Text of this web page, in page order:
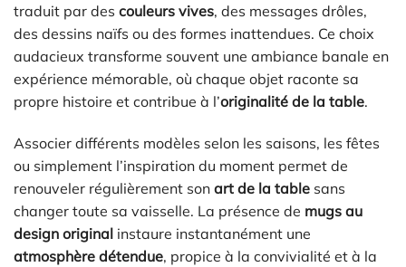
traduit par des couleurs vives, des messages drôles,
des dessins naïfs ou des formes inattendues. Ce choix
audacieux transforme souvent une ambiance banale en
expérience mémorable, où chaque objet raconte sa
propre histoire et contribue à l’originalité de la table.
Associer différents modèles selon les saisons, les fêtes
ou simplement l’inspiration du moment permet de
renouveler régulièrement son art de la table sans
changer toute sa vaisselle. La présence de mugs au
design original instaure instantanément une
atmosphère détendue, propice à la convivialité et à la